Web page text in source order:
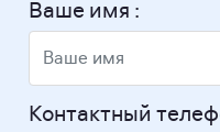
Ваше имя :
Контактный